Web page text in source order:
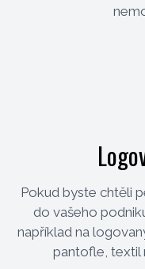
Pokud byste chtěli
do vašeho
například na
pantofle, textil